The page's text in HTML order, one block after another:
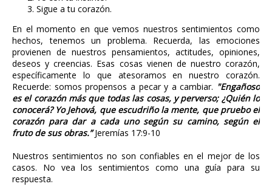
Sigue a tu corazón.
En el momento en que vemos nuestros sentimientos como
hechos, tenemos un problema. Recuerda, las emociones
provienen de nuestros pensamientos, actitudes, opiniones,
deseos y creencias. Esas cosas vienen de nuestro corazón,
específicamente lo que atesoramos en nuestro corazón.
Recuerde: somos propensos a pecar y a cambiar. "Engañoso
es el corazón más que todas las cosas, y perverso; ¿Quién lo
conocerá? Yo Jehová, que escudriño la mente, que pruebo el
corazón para dar a cada uno según su camino, según el
fruto de sus obras.”Jeremías 17:9-10
Nuestros sentimientos no son confiables en el mejor de los
casos. No vea los sentimientos como una guía para su
respuesta.